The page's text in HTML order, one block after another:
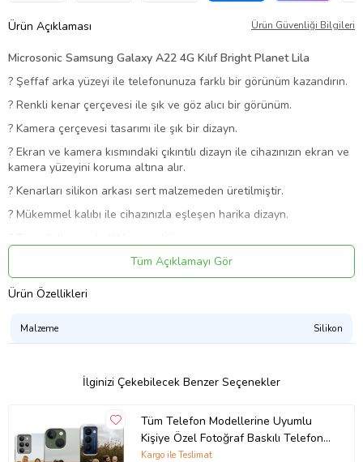
Ürün Açıklaması Ürün Güvenliği Bilgileri
Microsonic Samsung Galaxy A22 4G Kılıf Bright Planet Lila
? Şeffaf arka yüzeyi ile telefonunuza farklı bir görünüm kazandırın.
? Renkli kenar çerçevesi ile şık ve göz alıcı bir görünüm.
? Kamera çerçevesi tasarımı ile şık bir dizayn.
? Ekran ve kamera kısmındaki çıkıntılı dizayn ile cihazınızın ekran ve
kamera yüzeyini koruma altına alır.
? Kenarları silikon arkası sert malzemeden üretilmiştir.
? Mükemmel kalıbı ile cihazınızla eşleşen harika dizayn.
Hassaslaştırılmış buton tasarımı ile cihazınızın tuşlarına kolay
erişim.
Ürün Kodu:kcm86078300
Tüm Açıklamayı Gör
Ürün Özellikleri
Malzeme Silikon
İlginizi Çekebilecek Benzer Seçenekler
Tüm Telefon Modellerine Uyumlu
Kişiye Özel Fotoğraf Baskılı Telefon
Kılıfı
Kargo ile Teslimat